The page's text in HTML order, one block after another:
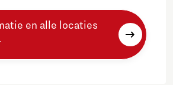
en alle locaties